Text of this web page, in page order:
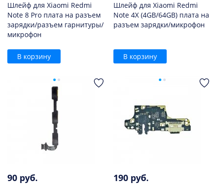
Шлейф для Xiaomi Redmi
Note 8 Pro плата на разъем
зарядки/разъем гарнитуры/
микрофон
В корзину
Шлейф для Xiaomi Redmi
Note 4X (4GB/64GB) плата на
разъем зарядки/микрофон
В корзину
90 руб. 190 руб.